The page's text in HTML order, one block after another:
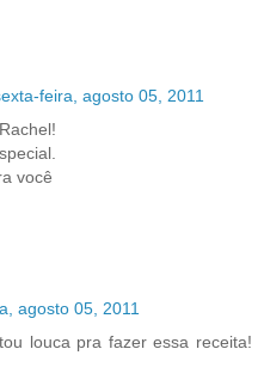
feira, agosto 05, 2011
você
agosto 05, 2011
louca pra fazer essa receita!